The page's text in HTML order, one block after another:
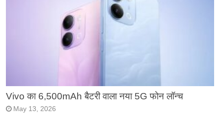
Vivo का 6,500mAh बैटरी वाला नया 5G फोन लॉन्च
May 13, 2026